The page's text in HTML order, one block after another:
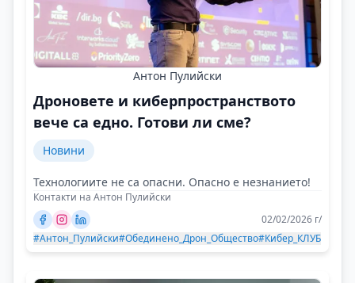
Антон Пулийски
Дроновете и киберпространството
вече са едно. Готови ли сме?
Новини
Технологиите не са опасни. Опасно е незнанието!
Контакти на Антон Пулийски
02/02/2026 г/
#Антон_Пулийски#Обединено_Дрон_Общество#Кибер_КЛУБ